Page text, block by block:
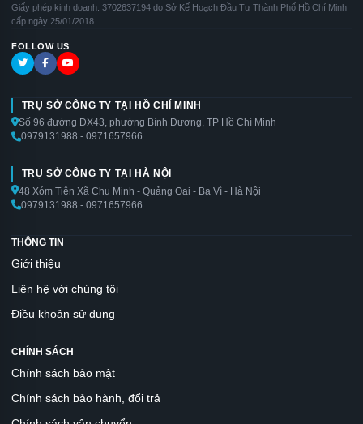
Giấy phép kinh doanh: 3702637194 do Sở Kế Hoạch Đầu Tư Thành Phố Hồ Chí Minh
cấp ngày 25/01/2018
FOLLOW US
TRỤ SỞ CÔNG TY TẠI HỒ CHÍ MINH
Số 96 đường DX43, phường Bình Dương, TP Hồ Chí Minh
0979131988 - 0971657966
TRỤ SỞ CÔNG TY TẠI HÀ NỘI
48 Xóm Tiên Xã Chu Minh - Quảng Oai - Ba Vì - Hà Nội
0979131988 - 0971657966
THÔNG TIN
Giới thiệu
Liên hệ với chúng tôi
Điều khoản sử dụng
CHÍNH SÁCH
Chính sách bảo mật
Chính sách bảo hành, đổi trả